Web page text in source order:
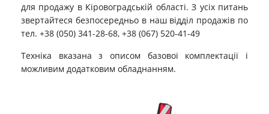
для продажу в Кіровоградській області. З усіх питань
звертайтеся безпосередньо в наш відділ продажів по
тел. +38 (050) 341-28-68, +38 (067) 520-41-49
Техніка вказана з описом базової комплектації і
можливим додатковим обладнанням.